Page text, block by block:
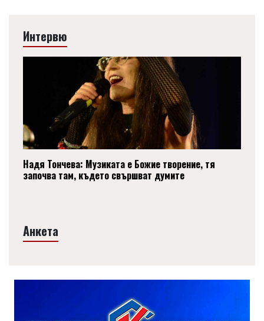
Интервю
Надя Тончева: Музиката е Божие творение, тя
започва там, където свършват думите
Анкета